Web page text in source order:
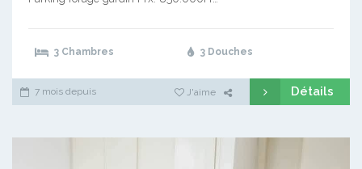
3 Chambres 3 Douches
7 mois depuis J'aime Détails